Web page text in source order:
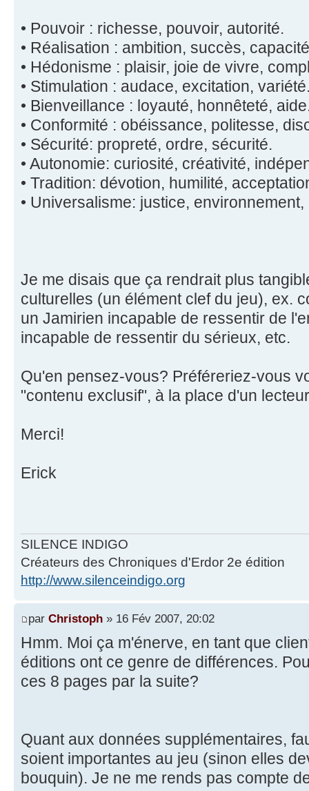
• Pouvoir : richesse, pouvoir, autorité.
• Réalisation : ambition, succès,
• Hédonisme : plaisir, joie de vivre,
• Stimulation : audace, excitation,
• Bienveillance : loyauté, honnêteté,
• Conformité : obéissance, politesse,
• Sécurité: propreté, ordre, sécurité.
• Autonomie: curiosité, créativité,
• Tradition: dévotion, humilité,
• Universalisme: justice,
Je me disais que ça rendrait plus
culturelles (un élément clef du jeu), ex.
un Jamirien incapable de ressentir de
incapable de ressentir du sérieux, etc.
Qu'en pensez-vous? Préféreriez-vous
"contenu exclusif", à la place d'un
Merci!
Erick
SILENCE INDIGO
Créateurs des Chroniques d'Erdor 2e édition
http://www.silenceindigo.org
par Christoph » 16 Fév 2007, 20:02
Hmm. Moi ça m'énerve, en tant que
éditions ont ce genre de différences.
ces 8 pages par la suite?
Quant aux données supplémentaires,
soient importantes au jeu (sinon elles
bouquin). Je ne me rends pas compte